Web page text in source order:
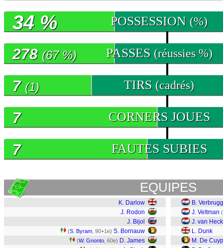
POSSESSION (%)
34 %
PASSES (réussies %)
278 (67 %)
TIRS (cadrés)
7 (1)
CORNERS JOUES
7
FAUTES SUBIES
7
EQUIPES
K. Darlow
J. Rodon
J. Bijol
(S. Byram , 90+1e) S. Bornauw
(W. Gnonto , 60e) D. James
B.
J. Veltman (
J. van
L. Dunk
M. De